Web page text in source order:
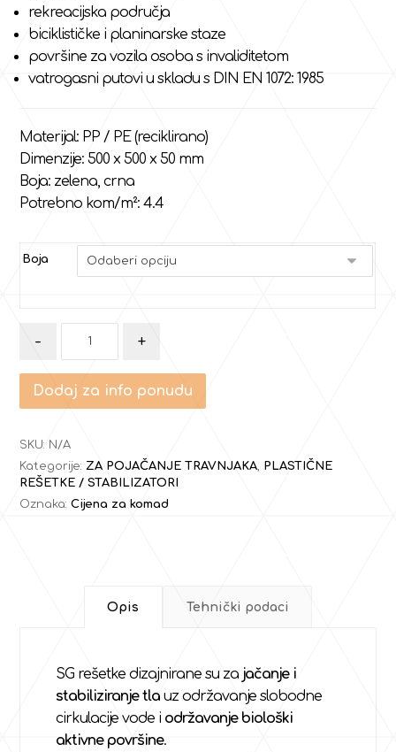
rekreacijska područja
biciklističke i planinarske staze
površine za vozila osoba s invaliditetom
vatrogasni putovi u skladu s DIN EN 1072: 1985
Materijal: PP / PE (reciklirano)
Dimenzije: 500 x 500 x 50 mm
Boja: zelena, crna
Potrebno kom/m²: 4.4
Boja
- +
Dodaj za info ponudu
SKU: N/A
Kategorije:ZA POJAČANJE TRAVNJAKA, PLASTIČNE
REŠETKE / STABILIZATORI
Oznaka:Cijena za komad
Opis Tehnički podaci
SG rešetke dizajnirane su za jačanje i
stabiliziranje tla uz održavanje slobodne
cirkulacije vode i održavanje biološki
aktivne površine.